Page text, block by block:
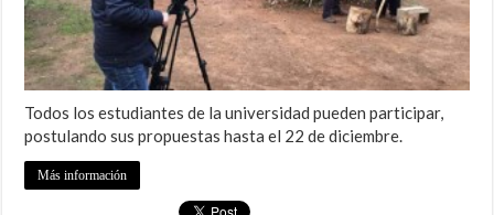
Todos los estudiantes de la universidad pueden participar,
postulando sus propuestas hasta el 22 de diciembre.
Más información